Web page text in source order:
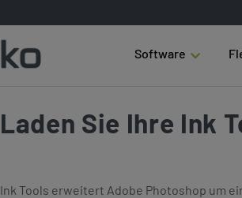
Software
Laden Sie Ihre Ink
Ink Tools erweitert Adobe Photoshop um